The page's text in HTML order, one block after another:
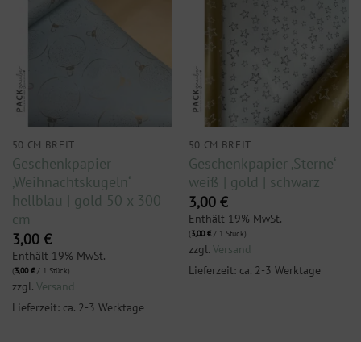
50 CM BREIT
Geschenkpapier
‚Weihnachtskugeln‘
hellblau | gold 50 x 300
cm
3,00 €
Enthält 19% MwSt.
(3,00€/ 1 Stück)
zzgl. Versand
Lieferzeit: ca. 2-3 Werktage
50 CM BREIT
Geschenkpapier ‚Sterne‘
weiß | gold | schwarz
3,00 €
Enthält 19% MwSt.
(3,00€/ 1 Stück)
zzgl. Versand
Lieferzeit: ca. 2-3 Werktage